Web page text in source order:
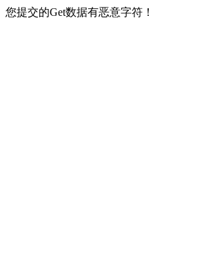
您提交的Get数据有恶意字符！